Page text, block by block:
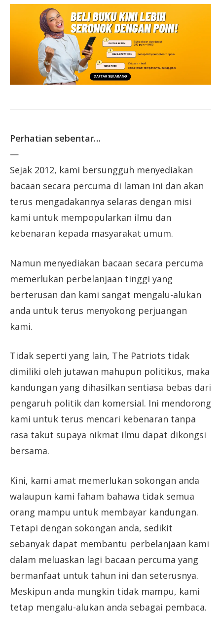
Perhatian sebentar…
—
Sejak 2012, kami bersungguh menyediakan
bacaan secara percuma di laman ini dan akan
terus mengadakannya selaras dengan misi
kami untuk mempopularkan ilmu dan
kebenaran kepada masyarakat umum.
Namun menyediakan bacaan secara percuma
memerlukan perbelanjaan tinggi yang
berterusan dan kami sangat mengalu-alukan
anda untuk terus menyokong perjuangan
kami.
Tidak seperti yang lain, The Patriots tidak
dimiliki oleh jutawan mahupun politikus, maka
kandungan yang dihasilkan sentiasa bebas dari
pengaruh politik dan komersial. Ini mendorong
kami untuk terus mencari kebenaran tanpa
rasa takut supaya nikmat ilmu dapat dikongsi
bersama.
Kini, kami amat memerlukan sokongan anda
walaupun kami faham bahawa tidak semua
orang mampu untuk membayar kandungan.
Tetapi dengan sokongan anda, sedikit
sebanyak dapat membantu perbelanjaan kami
dalam meluaskan lagi bacaan percuma yang
bermanfaat untuk tahun ini dan seterusnya.
Meskipun anda mungkin tidak mampu, kami
tetap mengalu-alukan anda sebagai pembaca.